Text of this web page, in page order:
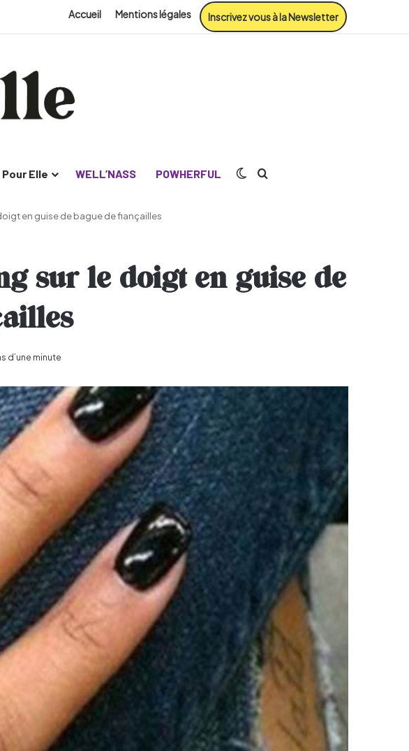
Accueil Mentions légales Inscrivez vous à la Newsletter
Pour Elle WELL’NASS POWHERFUL Switch skin
en guise de bague de fiançailles
sur le doigt en guise de
d’une minute